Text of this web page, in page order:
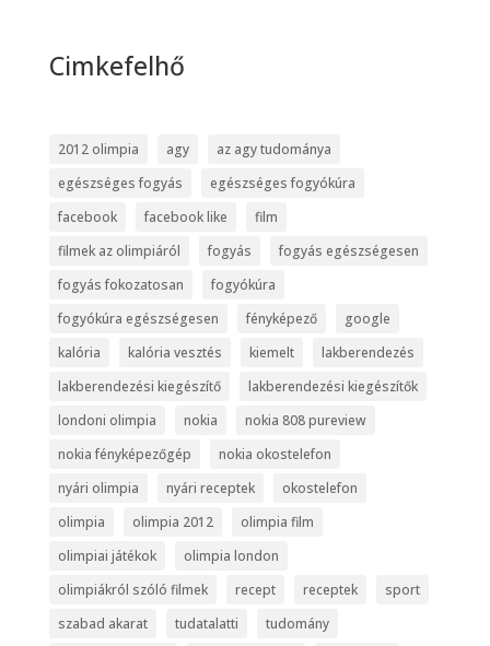
Cimkefelhő
2012 olimpia agy
az agy tudománya
egészséges fogyás
egészséges fogyókúra
facebook
facebook like
film
filmek az olimpiáról
fogyás
fogyás egészségesen
fogyás fokozatosan
fogyókúra
fogyókúra egészségesen
fényképező
google
kalória
kalória vesztés kiemelt
lakberendezés
lakberendezési kiegészítő
lakberendezési kiegészítők
londoni olimpia
nokia
nokia 808 pureview
nokia fényképezőgép
nokia okostelefon
nyári olimpia
nyári receptek
okostelefon
olimpia
olimpia 2012
olimpia film
olimpiai játékok
olimpia london
olimpiákról szóló filmek
recept receptek
sport
szabad akarat
tudatalatti tudomány